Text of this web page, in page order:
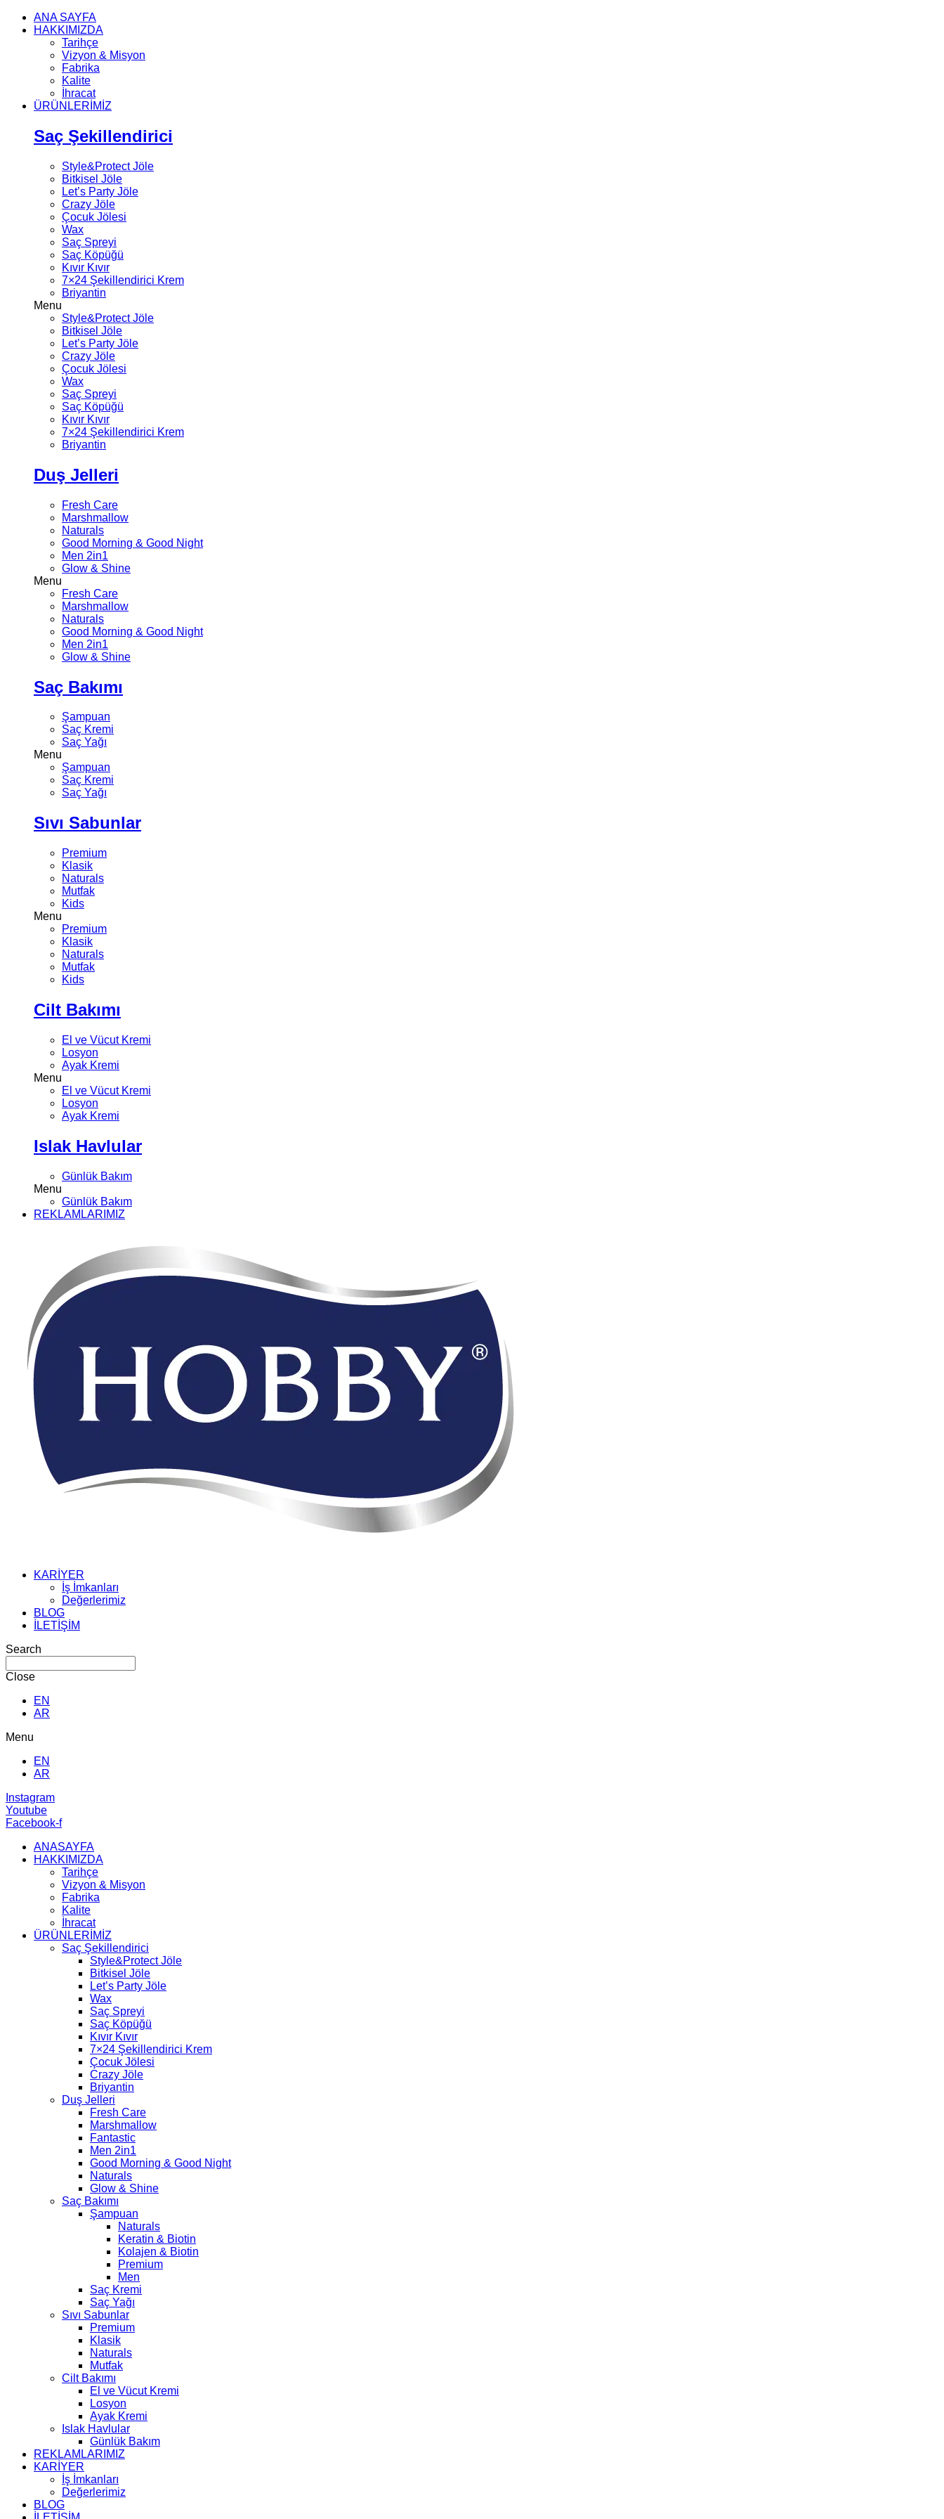
ANA SAYFA
HAKKIMIZDA
Tarihçe
Vizyon & Misyon
Fabrika
Kalite
İhracat
ÜRÜNLERİMİZ
Saç Şekillendirici
Style&Protect Jöle
Bitkisel Jöle
Let’s Party Jöle
Crazy Jöle
Çocuk Jölesi
Wax
Saç Spreyi
Saç Köpüğü
Kıvır Kıvır
7×24 Şekillendirici Krem
Briyantin
Menu
Style&Protect Jöle
Bitkisel Jöle
Let’s Party Jöle
Crazy Jöle
Çocuk Jölesi
Wax
Saç Spreyi
Saç Köpüğü
Kıvır Kıvır
7×24 Şekillendirici Krem
Briyantin
Duş Jelleri
Fresh Care
Marshmallow
Naturals
Good Morning & Good Night
Men 2in1
Glow & Shine
Menu
Fresh Care
Marshmallow
Naturals
Good Morning & Good Night
Men 2in1
Glow & Shine
Saç Bakımı
Şampuan
Saç Kremi
Saç Yağı
Menu
Şampuan
Saç Kremi
Saç Yağı
Sıvı Sabunlar
Premium
Klasik
Naturals
Mutfak
Kids
Menu
Premium
Klasik
Naturals
Mutfak
Kids
Cilt Bakımı
El ve Vücut Kremi
Losyon
Ayak Kremi
Menu
El ve Vücut Kremi
Losyon
Ayak Kremi
Islak Havlular
Günlük Bakım
Menu
Günlük Bakım
REKLAMLARIMIZ
KARİYER
İş İmkanları
Değerlerimiz
BLOG
İLETİŞİM
Search
Close
EN
AR
Menu
EN
AR
Instagram
Youtube
Facebook-f
ANASAYFA
HAKKIMIZDA
Tarihçe
Vizyon & Misyon
Fabrika
Kalite
İhracat
ÜRÜNLERİMİZ
Saç Şekillendirici
Style&Protect Jöle
Bitkisel Jöle
Let’s Party Jöle
Wax
Saç Spreyi
Saç Köpüğü
Kıvır Kıvır
7×24 Şekillendirici Krem
Çocuk Jölesi
Crazy Jöle
Briyantin
Duş Jelleri
Fresh Care
Marshmallow
Fantastic
Men 2in1
Good Morning & Good Night
Naturals
Glow & Shine
Saç Bakımı
Şampuan
Naturals
Keratin & Biotin
Kolajen & Biotin
Premium
Men
Saç Kremi
Saç Yağı
Sıvı Sabunlar
Premium
Klasik
Naturals
Mutfak
Cilt Bakımı
El ve Vücut Kremi
Losyon
Ayak Kremi
Islak Havlular
Günlük Bakım
REKLAMLARIMIZ
KARİYER
İş İmkanları
Değerlerimiz
BLOG